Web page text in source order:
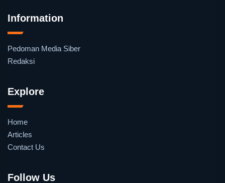
Information
Pedoman Media Siber
Redaksi
Explore
Home
Articles
Contact Us
Follow Us